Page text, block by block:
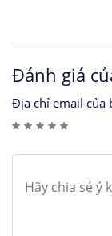
Đánh giá
Địa chỉ email của